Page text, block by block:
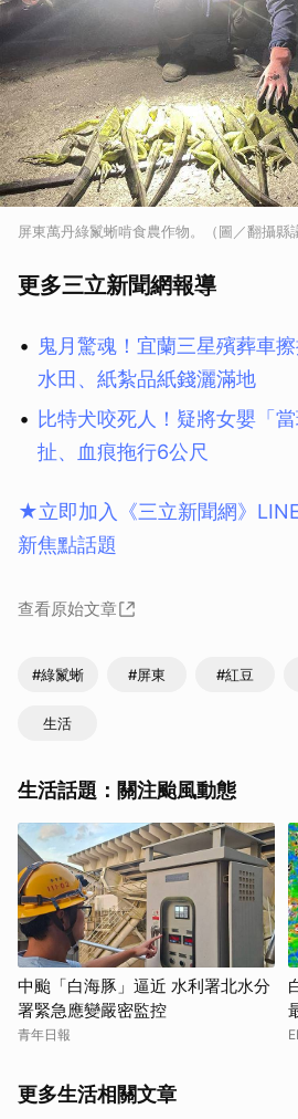
屏東萬丹綠鬣蜥啃食農作物。（圖／翻攝縣
更多三立新聞網報導
鬼月驚魂！宜蘭三星殯葬車
水田、紙紮品紙錢灑滿地
比特犬咬死人！疑將女嬰「
扯、血痕拖行6公尺
★立即加入《三立新聞網》
新焦點話題
查看原始文章
#綠鬣蜥 #屏東 #紅豆
生活
生活話題：關注颱風動態
中颱「白海豚」逼近 水利署北水分
署緊急應變嚴密監控
青年日報
更多生活相關文章